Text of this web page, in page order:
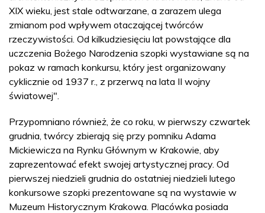
XIX wieku, jest stale odtwarzane, a zarazem ulega
zmianom pod wpływem otaczającej twórców
rzeczywistości. Od kilkudziesięciu lat powstające dla
uczczenia Bożego Narodzenia szopki wystawiane są na
pokaz w ramach konkursu, który jest organizowany
cyklicznie od 1937 r., z przerwą na lata II wojny
światowej".
Przypomniano również, że co roku, w pierwszy czwartek
grudnia, twórcy zbierają się przy pomniku Adama
Mickiewicza na Rynku Głównym w Krakowie, aby
zaprezentować efekt swojej artystycznej pracy. Od
pierwszej niedzieli grudnia do ostatniej niedzieli lutego
konkursowe szopki prezentowane są na wystawie w
Muzeum Historycznym Krakowa. Placówka posiada